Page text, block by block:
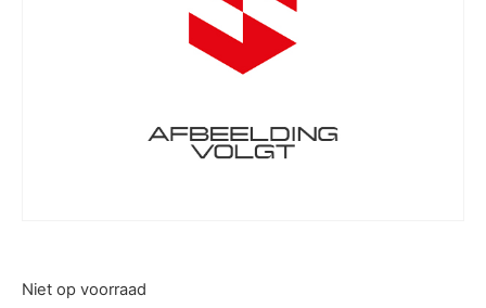
Niet op voorraad